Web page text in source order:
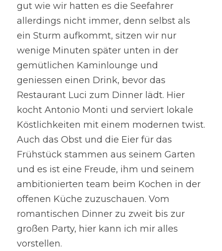
gut wie wir hatten es die Seefahrer
allerdings nicht immer, denn selbst als
ein Sturm aufkommt, sitzen wir nur
wenige Minuten später unten in der
gemütlichen Kaminlounge und
geniessen einen Drink, bevor das
Restaurant Luci zum Dinner lädt. Hier
kocht Antonio Monti und serviert lokale
Köstlichkeiten mit einem modernen twist.
Auch das Obst und die Eier für das
Frühstück stammen aus seinem Garten
und es ist eine Freude, ihm und seinem
ambitionierten team beim Kochen in der
offenen Küche zuzuschauen. Vom
romantischen Dinner zu zweit bis zur
großen Party, hier kann ich mir alles
vorstellen.